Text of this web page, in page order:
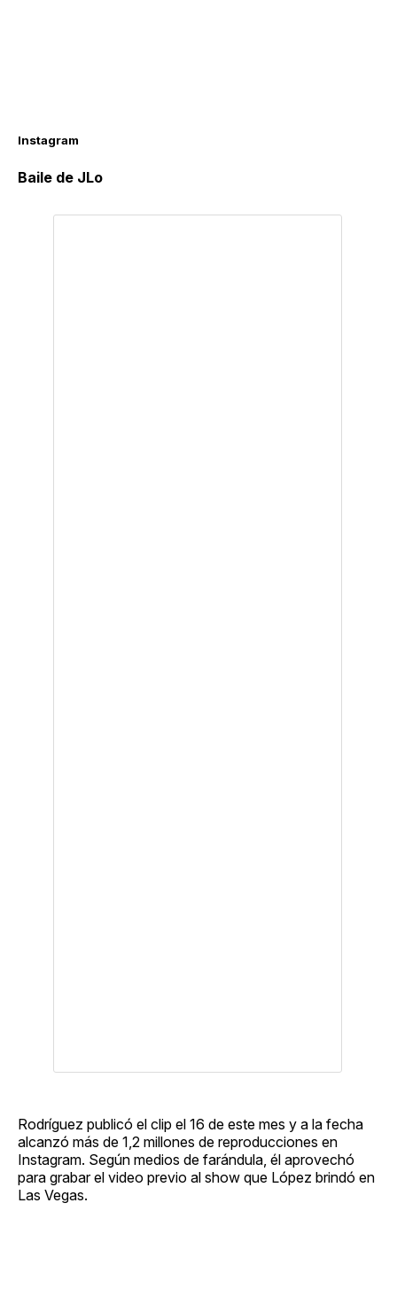
Instagram
Baile de JLo
Rodríguez publicó el clip el 16 de este mes y a la fecha
alcanzó más de 1,2 millones de reproducciones en
Instagram. Según medios de farándula, él aprovechó
para grabar el video previo al show que López brindó en
Las Vegas.